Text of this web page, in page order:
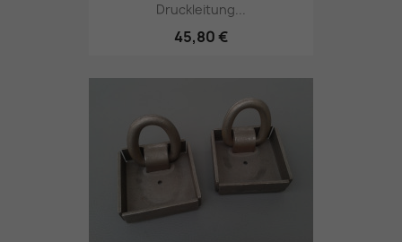
Druckleitung...
45,80 €